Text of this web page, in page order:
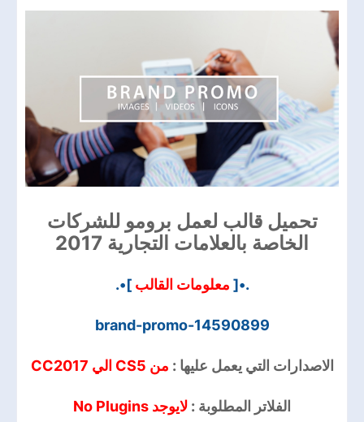
تحميل قالب لعمل برومو للشركات
الخاصة بالعلامات التجارية 2017
.•[ معلومات القالب ]•.
14590899-brand-promo
الاصدارات التي يعمل عليها : من CS5 الي CC2017
الفلاتر المطلوبة : لايوجد No Plugins